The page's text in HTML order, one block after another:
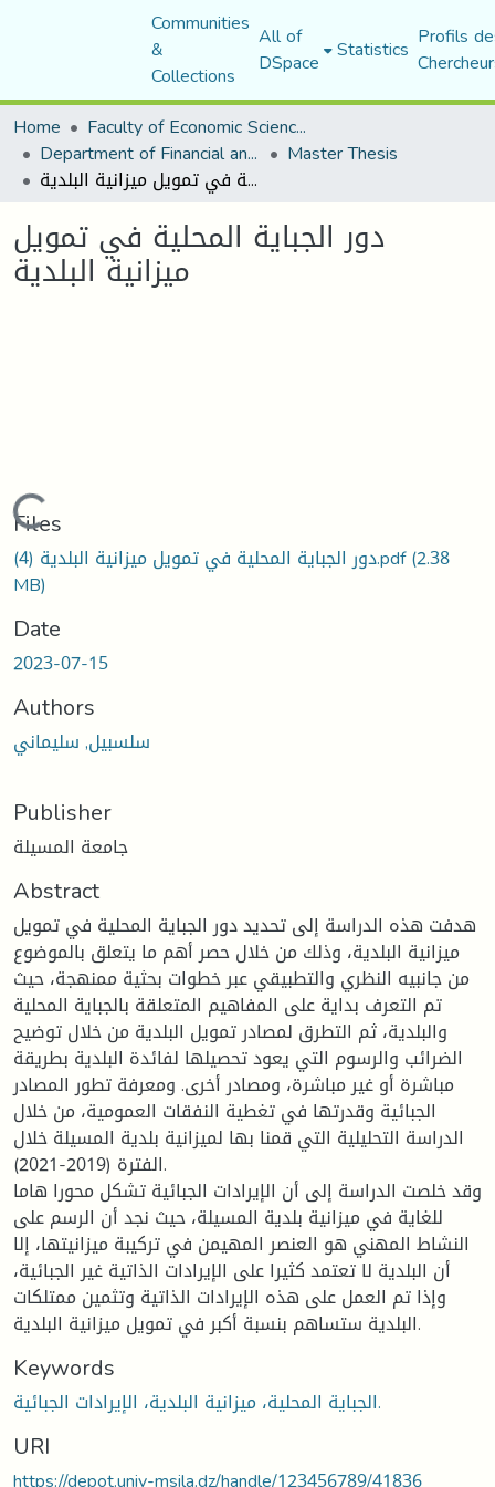
Communities
&
Collections
All of
DSpace Statistics Profils
Home
Faculty of Economic Sciences, Commerce and Management Sciences
Department of Financial and Accounting Sciences Master Thesis
دور الجباية المحلية في تمويل ميزانية البلدية
دور الجباية المحلية في تمويل
ميزانية البلدية
Loading...
Files
دور الجباية المحلية في تمويل ميزانية البلدية (4).pdf(2.38
MB)
Date
2023-07-15
Authors
سلسبيل, سليماني
Publisher
جامعة المسيلة
Abstract
هدفت هذه الدراسة إلى تحديد دور الجباية المحلية في تمويل
ميزانية البلدية، وذلك من خلال حصر أهم ما يتعلق بالموضوع
من جانبيه النظري والتطبيقي عبر خطوات بحثية ممنهجة، حيث
تم التعرف بداية على المفاهيم المتعلقة بالجباية المحلية
والبلدية، ثم التطرق لمصادر تمويل البلدية من خلال توضيح
الضرائب والرسوم التي يعود تحصيلها لفائدة البلدية بطريقة
مباشرة أو غير مباشرة، ومصادر أخرى. ومعرفة تطور المصادر
الجبائية وقدرتها في تغطية النفقات العمومية، من خلال
الدراسة التحليلية التي قمنا بها لميزانية بلدية المسيلة خلال
الفترة (2019-2021).
وقد خلصت الدراسة إلى أن الإيرادات الجبائية تشكل محورا هاما
للغاية في ميزانية بلدية المسيلة، حيث نجد أن الرسم على
النشاط المهني هو العنصر المهيمن في تركيبة ميزانيتها، إلا
أن البلدية لا تعتمد كثيرا على الإيرادات الذاتية غير الجبائية،
وإذا تم العمل على هذه الإيرادات الذاتية وتثمين ممتلكات
البلدية ستساهم بنسبة أكبر في تمويل ميزانية البلدية.
Keywords
الجباية المحلية، ميزانية البلدية، الإيرادات الجبائية.
URI